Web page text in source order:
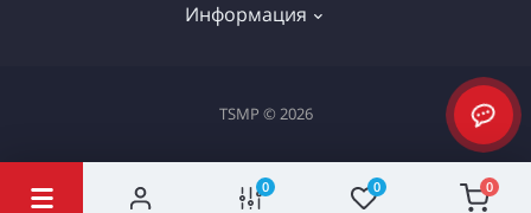
0 0 0
Информация
Доставка и оплата
Политика конфиденциальности
TSMP © 2026